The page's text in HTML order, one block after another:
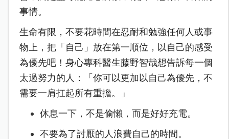
事情。
生命有限，不要花時間在忍耐和勉強任何人或事
物上，把「自己」放在第一順位，以自己的感受
為優先吧！身心專科醫生藤野智哉想告訴每一個
太過努力的人：「你可以更加以自己為優先，不
需要一肩扛起所有重擔。」
休息一下，不是偷懶，而是好好充電。
不要為了討厭的人浪費自己的時間。